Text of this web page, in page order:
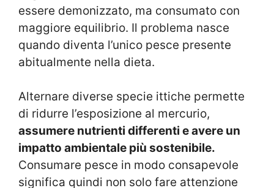
essere demonizzato, ma consumato con
maggiore equilibrio. Il problema nasce
quando diventa l’unico pesce presente
abitualmente nella dieta.
Alternare diverse specie ittiche permette
di ridurre l’esposizione al mercurio,
assumere nutrienti differenti e avere un
impatto ambientale più sostenibile.
Consumare pesce in modo consapevole
significa quindi non solo fare attenzione